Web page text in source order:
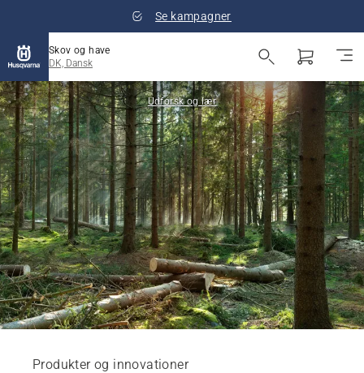
Se kampagner
Skov og have
DK, Dansk
Udforsk og lær
Produkter og innovationer